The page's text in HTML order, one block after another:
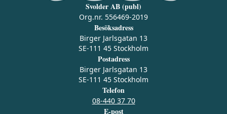
Svolder AB (publ)
Org.nr. 556469-2019
Besöksadress
Birger Jarlsgatan 13
SE-111 45 Stockholm
Postadress
Birger Jarlsgatan 13
SE-111 45 Stockholm
Telefon
08-440 37 70
E-post